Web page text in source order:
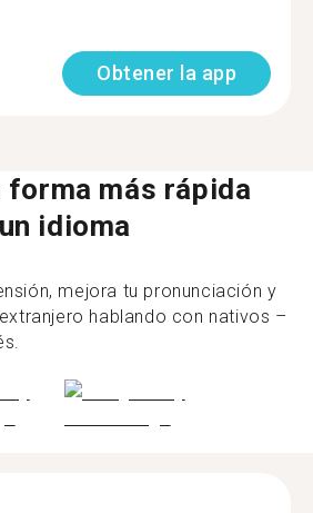
Obtener la app
forma más rápida
idioma
mejora tu pronunciación y
hablando con nativos –